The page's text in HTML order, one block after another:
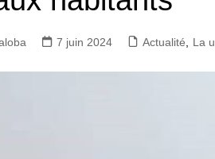
7 juin 2024 Actualité, La